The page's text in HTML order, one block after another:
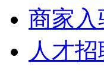
商家入
人才招